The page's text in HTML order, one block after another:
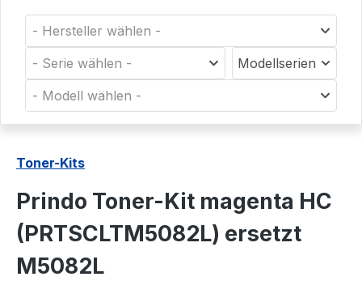
- Hersteller wählen -
- Serie wählen -
Modellserien
- Modell wählen -
Toner-Kits
Prindo Toner-Kit magenta HC
(PRTSCLTM5082L) ersetzt
M5082L